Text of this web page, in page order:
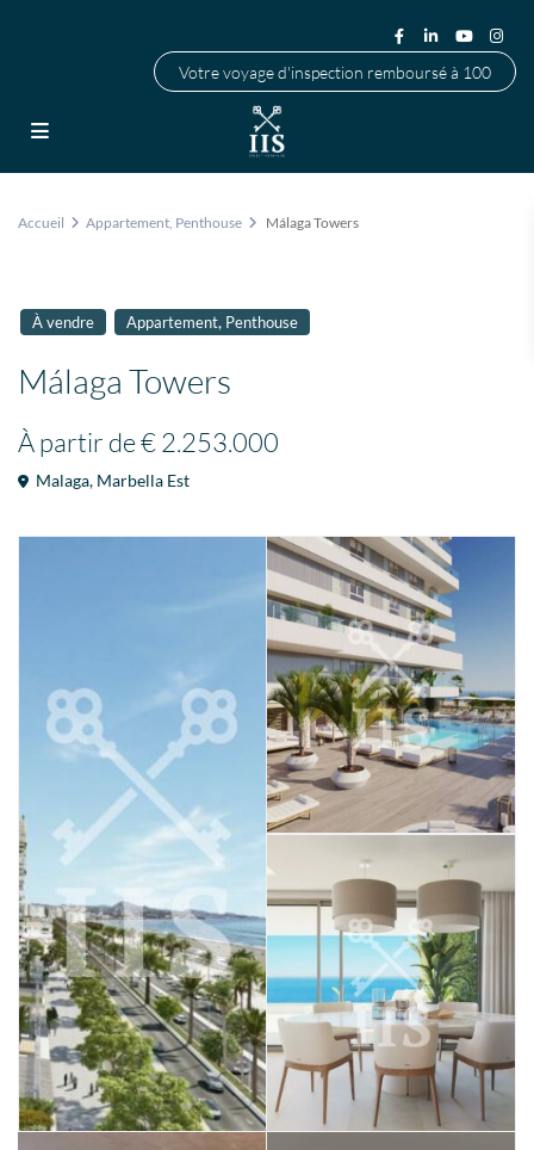
Votre voyage d'inspection remboursé à 100
Accueil Appartement, Penthouse Málaga Towers
À vendre Appartement, Penthouse
Málaga Towers
À partir de€ 2.253.000
Malaga, Marbella Est